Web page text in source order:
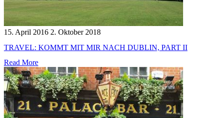
15. April 2016 2. Oktober 2018
TRAVEL: KOMMT MIT MIR NACH DUBLIN, PART II
Read More